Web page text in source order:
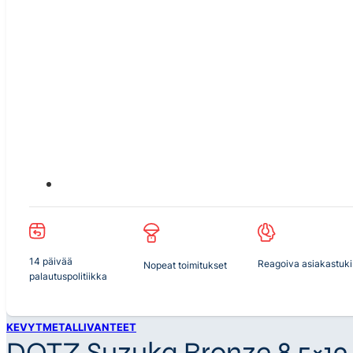
14 päivää
palautuspolitiikka
Nopeat toimitukset Reagoiva asiakastuki
KEVYTMETALLIVANTEET